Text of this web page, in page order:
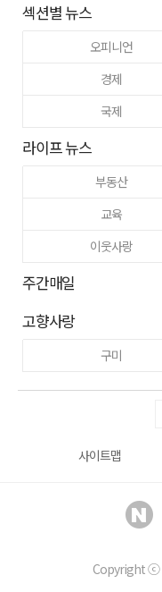
섹션별 뉴스
오피니언
경제
국제
라이프 뉴스
부동산
교육
이웃사랑
주간매일
고향사랑
구미
사이트맵
Copyright ⓒ